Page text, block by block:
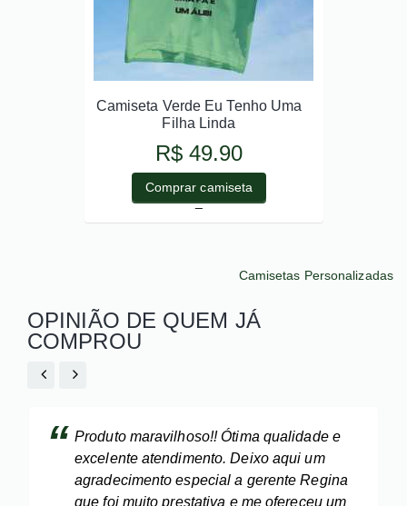
Camiseta Verde Eu Tenho Uma
Filha Linda
R$ 49.90
Comprar camiseta
_
Camisetas Personalizadas
OPINIÃO DE QUEM JÁ
COMPROU
Produto maravilhoso!! Ótima qualidade e
excelente atendimento. Deixo aqui um
agradecimento especial a gerente Regina
que foi muito prestativa e me ofereceu um